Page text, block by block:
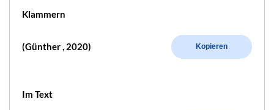
Klammern
(Günther , 2020) Kopieren
Im Text